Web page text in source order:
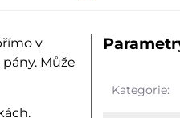
v
Může
Kategorie: